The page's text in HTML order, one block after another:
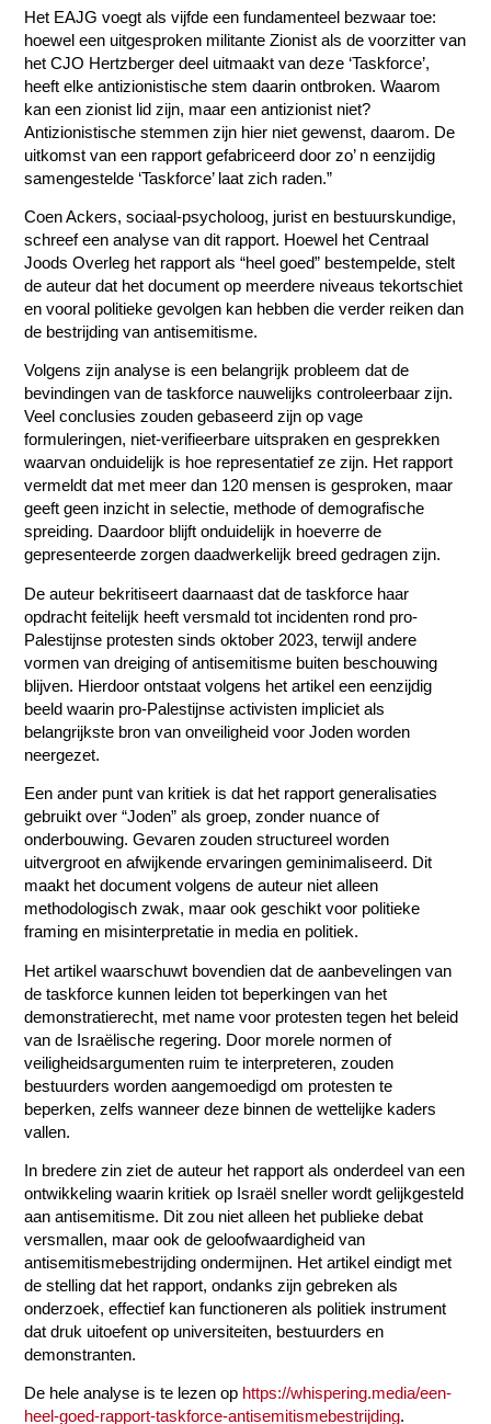
Het EAJG voegt als vijfde een fundamenteel bezwaar toe:
hoewel een uitgesproken militante Zionist als de voorzitter van
het CJO Hertzberger deel uitmaakt van deze ‘Taskforce’,
heeft elke antizionistische stem daarin ontbroken. Waarom
kan een zionist lid zijn, maar een antizionist niet?
Antizionistische stemmen zijn hier niet gewenst, daarom. De
uitkomst van een rapport gefabriceerd door zo’ n eenzijdig
samengestelde ‘Taskforce’ laat zich raden.”
Coen Ackers, sociaal-psycholoog, jurist en bestuurskundige,
schreef een analyse van dit rapport. Hoewel het Centraal
Joods Overleg het rapport als “heel goed” bestempelde, stelt
de auteur dat het document op meerdere niveaus tekortschiet
en vooral politieke gevolgen kan hebben die verder reiken dan
de bestrijding van antisemitisme.
Volgens zijn analyse is een belangrijk probleem dat de
bevindingen van de taskforce nauwelijks controleerbaar zijn.
Veel conclusies zouden gebaseerd zijn op vage
formuleringen, niet-verifieerbare uitspraken en gesprekken
waarvan onduidelijk is hoe representatief ze zijn. Het rapport
vermeldt dat met meer dan 120 mensen is gesproken, maar
geeft geen inzicht in selectie, methode of demografische
spreiding. Daardoor blijft onduidelijk in hoeverre de
gepresenteerde zorgen daadwerkelijk breed gedragen zijn.
De auteur bekritiseert daarnaast dat de taskforce haar
opdracht feitelijk heeft versmald tot incidenten rond pro-
Palestijnse protesten sinds oktober 2023, terwijl andere
vormen van dreiging of antisemitisme buiten beschouwing
blijven. Hierdoor ontstaat volgens het artikel een eenzijdig
beeld waarin pro-Palestijnse activisten impliciet als
belangrijkste bron van onveiligheid voor Joden worden
neergezet.
Een ander punt van kritiek is dat het rapport generalisaties
gebruikt over “Joden” als groep, zonder nuance of
onderbouwing. Gevaren zouden structureel worden
uitvergroot en afwijkende ervaringen geminimaliseerd. Dit
maakt het document volgens de auteur niet alleen
methodologisch zwak, maar ook geschikt voor politieke
framing en misinterpretatie in media en politiek.
Het artikel waarschuwt bovendien dat de aanbevelingen van
de taskforce kunnen leiden tot beperkingen van het
demonstratierecht, met name voor protesten tegen het beleid
van de Israëlische regering. Door morele normen of
veiligheidsargumenten ruim te interpreteren, zouden
bestuurders worden aangemoedigd om protesten te
beperken, zelfs wanneer deze binnen de wettelijke kaders
vallen.
In bredere zin ziet de auteur het rapport als onderdeel van een
ontwikkeling waarin kritiek op Israël sneller wordt gelijkgesteld
aan antisemitisme. Dit zou niet alleen het publieke debat
versmallen, maar ook de geloofwaardigheid van
antisemitismebestrijding ondermijnen. Het artikel eindigt met
de stelling dat het rapport, ondanks zijn gebreken als
onderzoek, effectief kan functioneren als politiek instrument
dat druk uitoefent op universiteiten, bestuurders en
demonstranten.
De hele analyse is te lezen op https://whispering.media/een-
heel-goed-rapport-taskforce-antisemitismebestrijding.